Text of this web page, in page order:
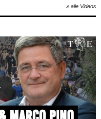
» alle Videos